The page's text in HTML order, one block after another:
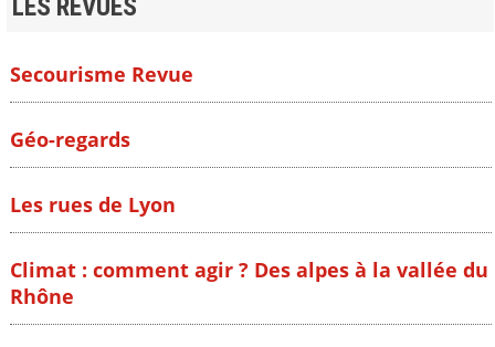
LES REVUES
Secourisme Revue
Géo-regards
Les rues de Lyon
Climat : comment agir ? Des alpes à la vallée du
Rhône